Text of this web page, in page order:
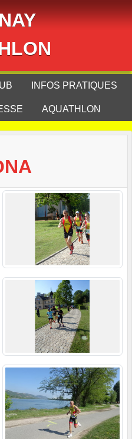
INFOS PRATIQUES
AQUATHLON